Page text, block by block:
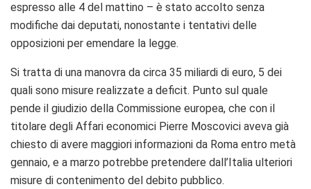
espresso alle 4 del mattino – è stato accolto senza
modifiche dai deputati, nonostante i tentativi delle
opposizioni per emendare la legge.
Si tratta di una manovra da circa 35 miliardi di euro, 5 dei
quali sono misure realizzate a deficit. Punto sul quale
pende il giudizio della Commissione europea, che con il
titolare degli Affari economici Pierre Moscovici aveva già
chiesto di avere maggiori informazioni da Roma entro metà
gennaio, e a marzo potrebbe pretendere dall’Italia ulteriori
misure di contenimento del debito pubblico.